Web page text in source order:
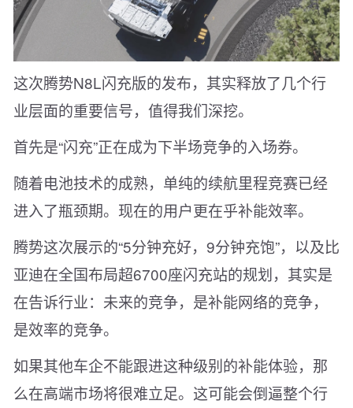
这次腾势N8L闪充版的发布，其实释放了几个行
业层面的重要信号，值得我们深挖。
首先是“闪充”正在成为下半场竞争的入场券。
随着电池技术的成熟，单纯的续航里程竞赛已经
进入了瓶颈期。现在的用户更在乎补能效率。
腾势这次展示的“5分钟充好，9分钟充饱”，以及比
亚迪在全国布局超6700座闪充站的规划，其实是
在告诉行业：未来的竞争，是补能网络的竞争，
是效率的竞争。
如果其他车企不能跟进这种级别的补能体验，那
么在高端市场将很难立足。这可能会倒逼整个行